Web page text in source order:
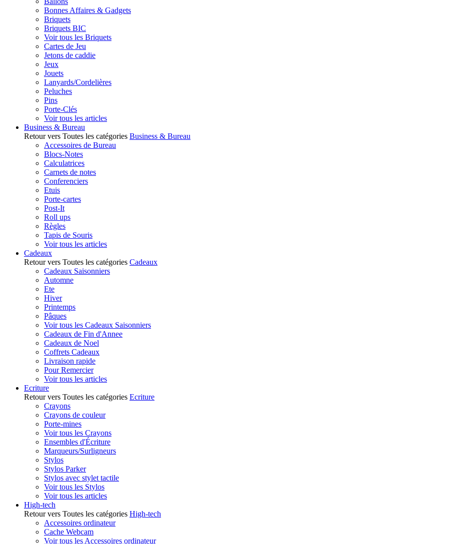
Bonnes Affaires & Gadgets
Briquets
Briquets BIC
Voir tous les Briquets
Cartes de Jeu
Jetons de caddie
Jeux
Jouets
Lanyards/Cordelières
Peluches
Pins
Porte-Clés
Voir tous les articles
Business & Bureau
Retour vers Toutes les catégories Business & Bureau
Accessoires de Bureau
Blocs-Notes
Calculatrices
Carnets de notes
Conferenciers
Etuis
Porte-cartes
Post-It
Roll ups
Règles
Tapis de Souris
Voir tous les articles
Cadeaux
Retour vers Toutes les catégories Cadeaux
Cadeaux Saisonniers
Automne
Ete
Hiver
Printemps
Pâques
Voir tous les Cadeaux Saisonniers
Cadeaux de Fin d'Annee
Cadeaux de Noel
Coffrets Cadeaux
Livraison rapide
Pour Remercier
Voir tous les articles
Ecriture
Retour vers Toutes les catégories Ecriture
Crayons
Crayons de couleur
Porte-mines
Voir tous les Crayons
Ensembles d'Écriture
Marqueurs/Surligneurs
Stylos
Stylos Parker
Stylos avec stylet tactile
Voir tous les Stylos
Voir tous les articles
High-tech
Retour vers Toutes les catégories High-tech
Accessoires ordinateur
Cache Webcam
Voir tous les Accessoires ordinateur